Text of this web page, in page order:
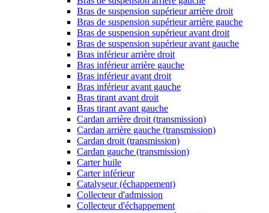
Bras de suspension supérieur arrière droit
Bras de suspension supérieur arrière gauche
Bras de suspension supérieur avant droit
Bras de suspension supérieur avant gauche
Bras inférieur arrière droit
Bras inférieur arrière gauche
Bras inférieur avant droit
Bras inférieur avant gauche
Bras tirant avant droit
Bras tirant avant gauche
Cardan arrière droit (transmission)
Cardan arrière gauche (transmission)
Cardan droit (transmission)
Cardan gauche (transmission)
Carter huile
Carter inférieur
Catalyseur (échappement)
Collecteur d'admission
Collecteur d'échappement